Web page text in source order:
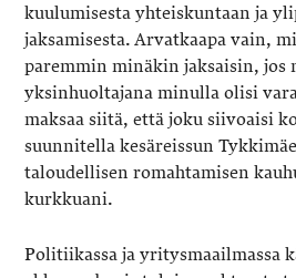
kuulumisesta yhteiskuntaan ja
jaksamisesta. Arvatkaapa vain,
paremmin minäkin jaksaisin, jos
yksinhuoltajana minulla olisi
maksaa siitä, että joku siivoaisi
suunnitella kesäreissun
taloudellisen romahtamisen
kurkkuani.
Politiikassa ja yritysmaailmassa